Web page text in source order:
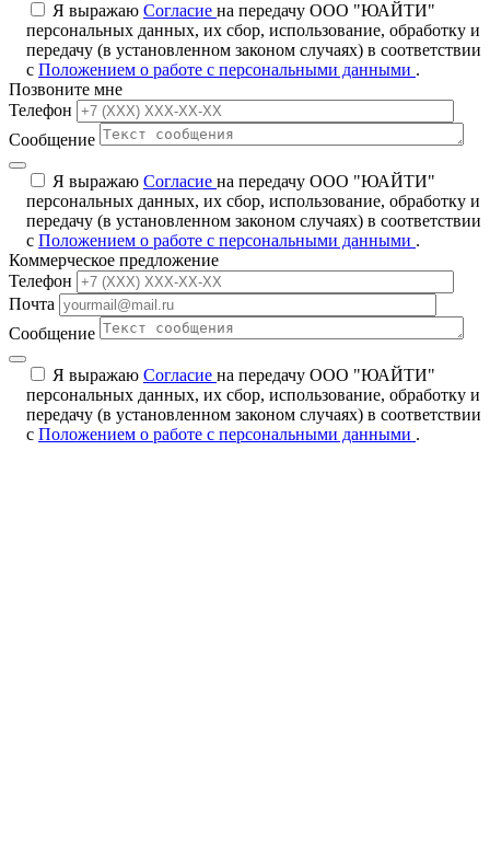
Я выражаю Согласие на передачу ООО "ЮАЙТИ"
персональных данных, их сбор, использование, обработку и
передачу (в установленном законом случаях) в соответствии
с Положением о работе с персональными данными .
Позвоните мне
Телефон
Сообщение
Я выражаю Согласие на передачу ООО "ЮАЙТИ"
персональных данных, их сбор, использование, обработку и
передачу (в установленном законом случаях) в соответствии
с Положением о работе с персональными данными .
Коммерческое предложение
Телефон
Почта
Сообщение
Я выражаю Согласие на передачу ООО "ЮАЙТИ"
персональных данных, их сбор, использование, обработку и
передачу (в установленном законом случаях) в соответствии
с Положением о работе с персональными данными .